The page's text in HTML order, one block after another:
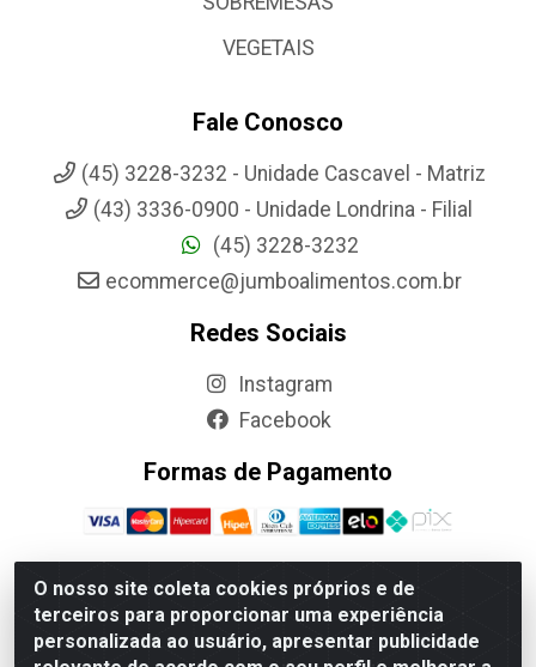
O nosso site coleta cookies próprios e de
terceiros para proporcionar uma experiência
personalizada ao usuário, apresentar publicidade
VEGETAIS
Fale Conosco
(45) 3228-3232 - Unidade Cascavel - Matriz
(43) 3336-0900 - Unidade Londrina - Filial
(45) 3228-3232
ecommerce@jumboalimentos.com.br
Redes Sociais
Instagram
Facebook
Formas de Pagamento
Jumbo Alimentos Cascavel - Matriz - Rua Itatiba Do Sul, 161 -
Santos Dumont, Cascavel-PR - CEP 85804-700- CNPJ